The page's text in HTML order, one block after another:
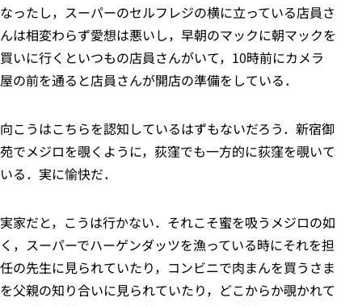
なったし，スーパーのセルフレジの横に立っている店員さ
んは相変わらず愛想は悪いし，早朝のマックに朝マックを
買いに行くといつもの店員さんがいて，10時前にカメラ
屋の前を通ると店員さんが開店の準備をしている．
向こうはこちらを認知しているはずもないだろう．新宿御
苑でメジロを覗くように，荻窪でも一方的に荻窪を覗いて
いる．実に愉快だ．
実家だと，こうは行かない．それこそ蜜を吸うメジロの如
く，スーパーでハーゲンダッツを漁っている時にそれを担
任の先生に見られていたり，コンビニで肉まんを買うさま
を父親の知り合いに見られていたり，どこからか覗かれて